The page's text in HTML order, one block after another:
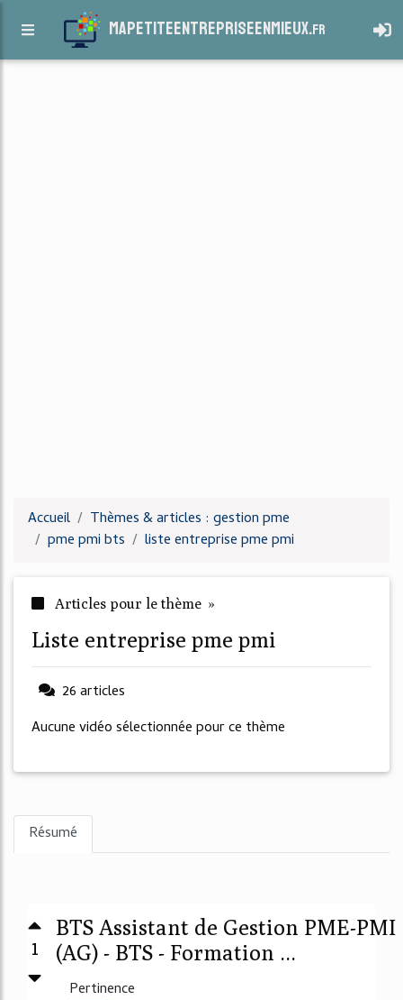
mapetiteentrepriseenmieux.fr
Accueil
Thèmes & articles : gestion pme
pme pmi bts
liste entreprise pme pmi
Articles pour le thème »
liste entreprise pme pmi
26 articles
Aucune vidéo sélectionnée pour ce thème
Résumé
1
BTS Assistant de Gestion PME-PMI
(AG) - BTS - Formation ...
Pertinence